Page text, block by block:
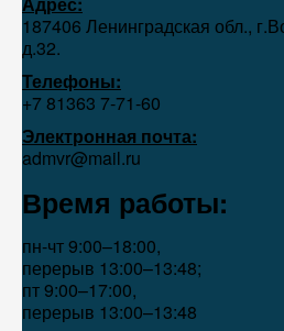
187406 Ленинградская обл.,
д.32.
Телефоны:
+7 81363 7‑71-60
Электронная почта:
admvr@mail.ru
Время работы:
пн-чт 9:00–18:00,
перерыв 13:00–13:48;
пт 9:00–17:00,
перерыв 13:00–13:48